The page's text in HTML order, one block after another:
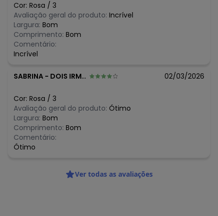
O preço apresentado abaixo é o menor oferecido em
algum dia do mês, para o menor tamanho disponível.
agosto/2026
julho/2026
junho/2026
R$ 64,95
março/2026 R$ 51,96
Cor: Rosa / 3
Avaliação geral do produto: Incrível
Largura: Bom
Comprimento: Bom
Comentário:
Incrível
SABRINA - DOIS IRMAOS - RS 02/03/2026
Cor: Rosa / 3
Avaliação geral do produto: Ótimo
Largura: Bom
Comprimento: Bom
Comentário:
Ótimo
Ver todas as avaliações